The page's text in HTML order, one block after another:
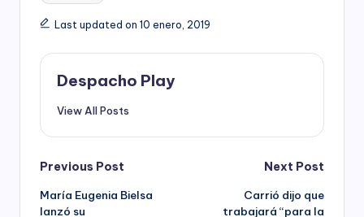
Last updated on 10 enero, 2019
Despacho Play
View All Posts
Post
navigation
Previous Post
María Eugenia Bielsa
lanzó su
Next Post
Carrió dijo que
trabajará “para la